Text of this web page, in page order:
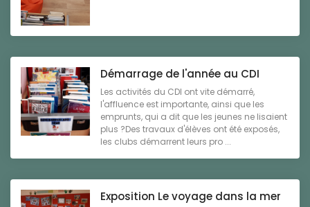
Démarrage de l'année au CDI
Les activités du CDI ont vite démarré,
l'affluence est importante, ainsi que les
emprunts, qui a dit que les jeunes ne lisaient
plus ?Des travaux d'élèves ont été exposés,
les clubs démarrent leurs pro ...
Exposition Le voyage dans la mer